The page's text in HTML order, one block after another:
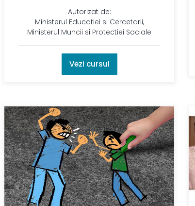
Autorizat de:
Ministerul Educatiei si Cercetarii,
Ministerul Muncii si Protectiei Sociale
Vezi cursul